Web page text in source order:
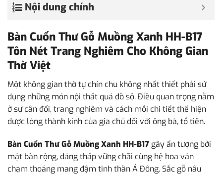
Nội dung chính
Bàn Cuốn Thư Gỗ Muồng Xanh HH-B17
Tôn Nét Trang Nghiêm Cho Không Gian
Thờ Việt
Một không gian thờ tự chỉn chu không nhất thiết phải sử
dụng những món nội thất quá đồ sộ. Điều quan trọng nằm
ở sự cân đối, trang nghiêm và cách mỗi chi tiết thể hiện
được lòng thành kính của gia chủ đối với ông bà, tổ tiên.
Bàn Cuốn Thư Gỗ Muồng Xanh HH-B17gây ấn tượng bởi
mặt bàn rộng, dáng thấp vững chãi cùng hệ hoa văn
chạm thoáng mang đậm tinh thần Á Đông. Sắc gỗ nâu